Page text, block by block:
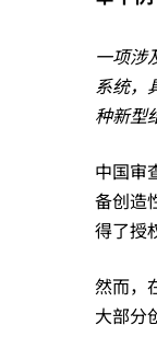
为
何
美
国
一项涉
系统，
种新型
中国审
备创造
得了授
然而，
大部分